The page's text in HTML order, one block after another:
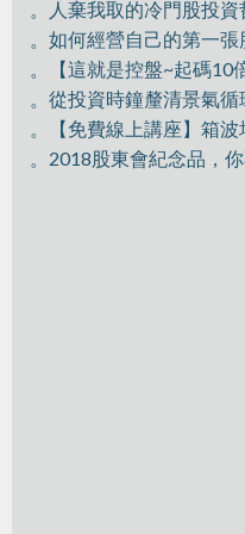
。人棄我取的冷門股投資
。如何經營自己的第一張
。【這就是控盤~起碼10
。從投資時鐘釐清景氣
。【免費線上講座】箱
。2018股東會紀念品，